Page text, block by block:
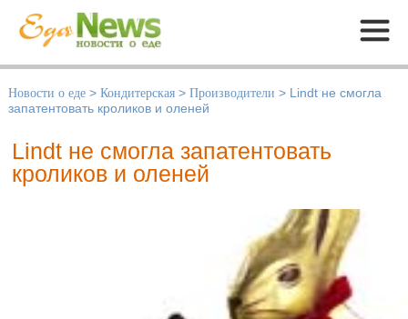
Меню
Новости о еде > Кондитерская > Производители > Lindt не смогла
запатентовать кроликов и оленей
Lindt не смогла запатентовать
кроликов и оленей